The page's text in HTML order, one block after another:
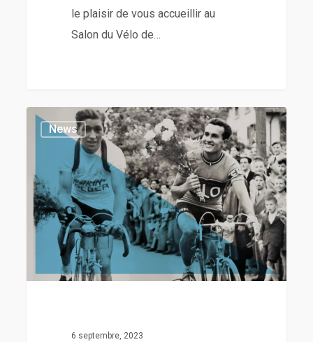
le plaisir de vous accueillir au
Salon du Vélo de…
News
6 septembre, 2023